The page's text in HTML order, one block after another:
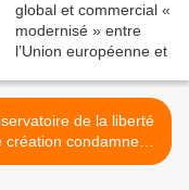
de la liberté
création condamne
le vandalisme